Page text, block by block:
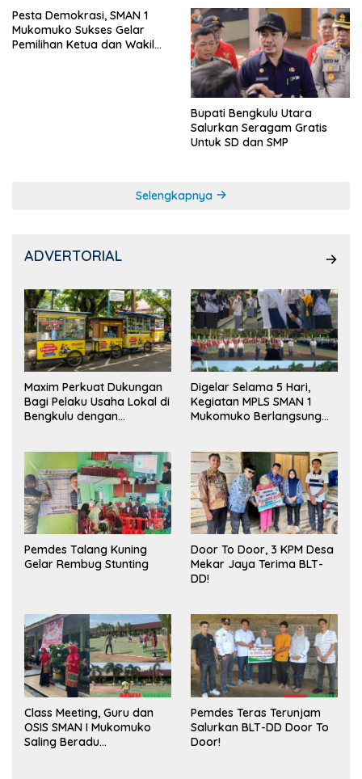
Pesta Demokrasi, SMAN 1
Mukomuko Sukses Gelar
Pemilihan Ketua dan Wakil
Bupati Bengkulu Utara
Salurkan Seragam Gratis
Untuk SD dan SMP
Selengkapnya
ADVERTORIAL
Maxim Perkuat Dukungan
Bagi Pelaku Usaha Lokal di
Bengkulu dengan
Pasar
Digelar Selama 5 Hari,
Kegiatan MPLS SMAN 1
Mukomuko Berlangsung
Pemdes Talang Kuning
Gelar Rembug Stunting
Door To Door, 3 KPM Desa
Mekar Jaya Terima BLT-
DD!
Class Meeting, Guru dan
OSIS SMAN I Mukomuko
Saling Beradu
Pemdes Teras Terunjam
Salurkan BLT-DD Door To
Door!